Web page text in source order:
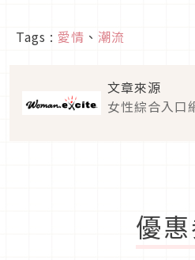
Tags : 愛情 、 潮流
文章來源
女性綜合入口
優